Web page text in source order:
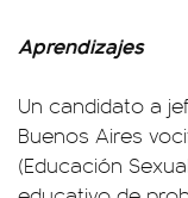
Aprendizajes
Un candidato a
Buenos Aires
(Educación